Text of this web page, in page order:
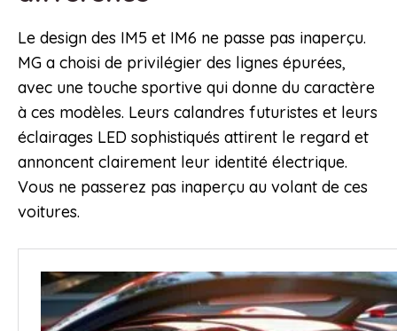
Le design des IM5 et IM6 ne passe pas inaperçu.
MG a choisi de privilégier des lignes épurées,
avec une touche sportive qui donne du caractère
à ces modèles. Leurs calandres futuristes et leurs
éclairages LED sophistiqués attirent le regard et
annoncent clairement leur identité électrique.
Vous ne passerez pas inaperçu au volant de ces
voitures.